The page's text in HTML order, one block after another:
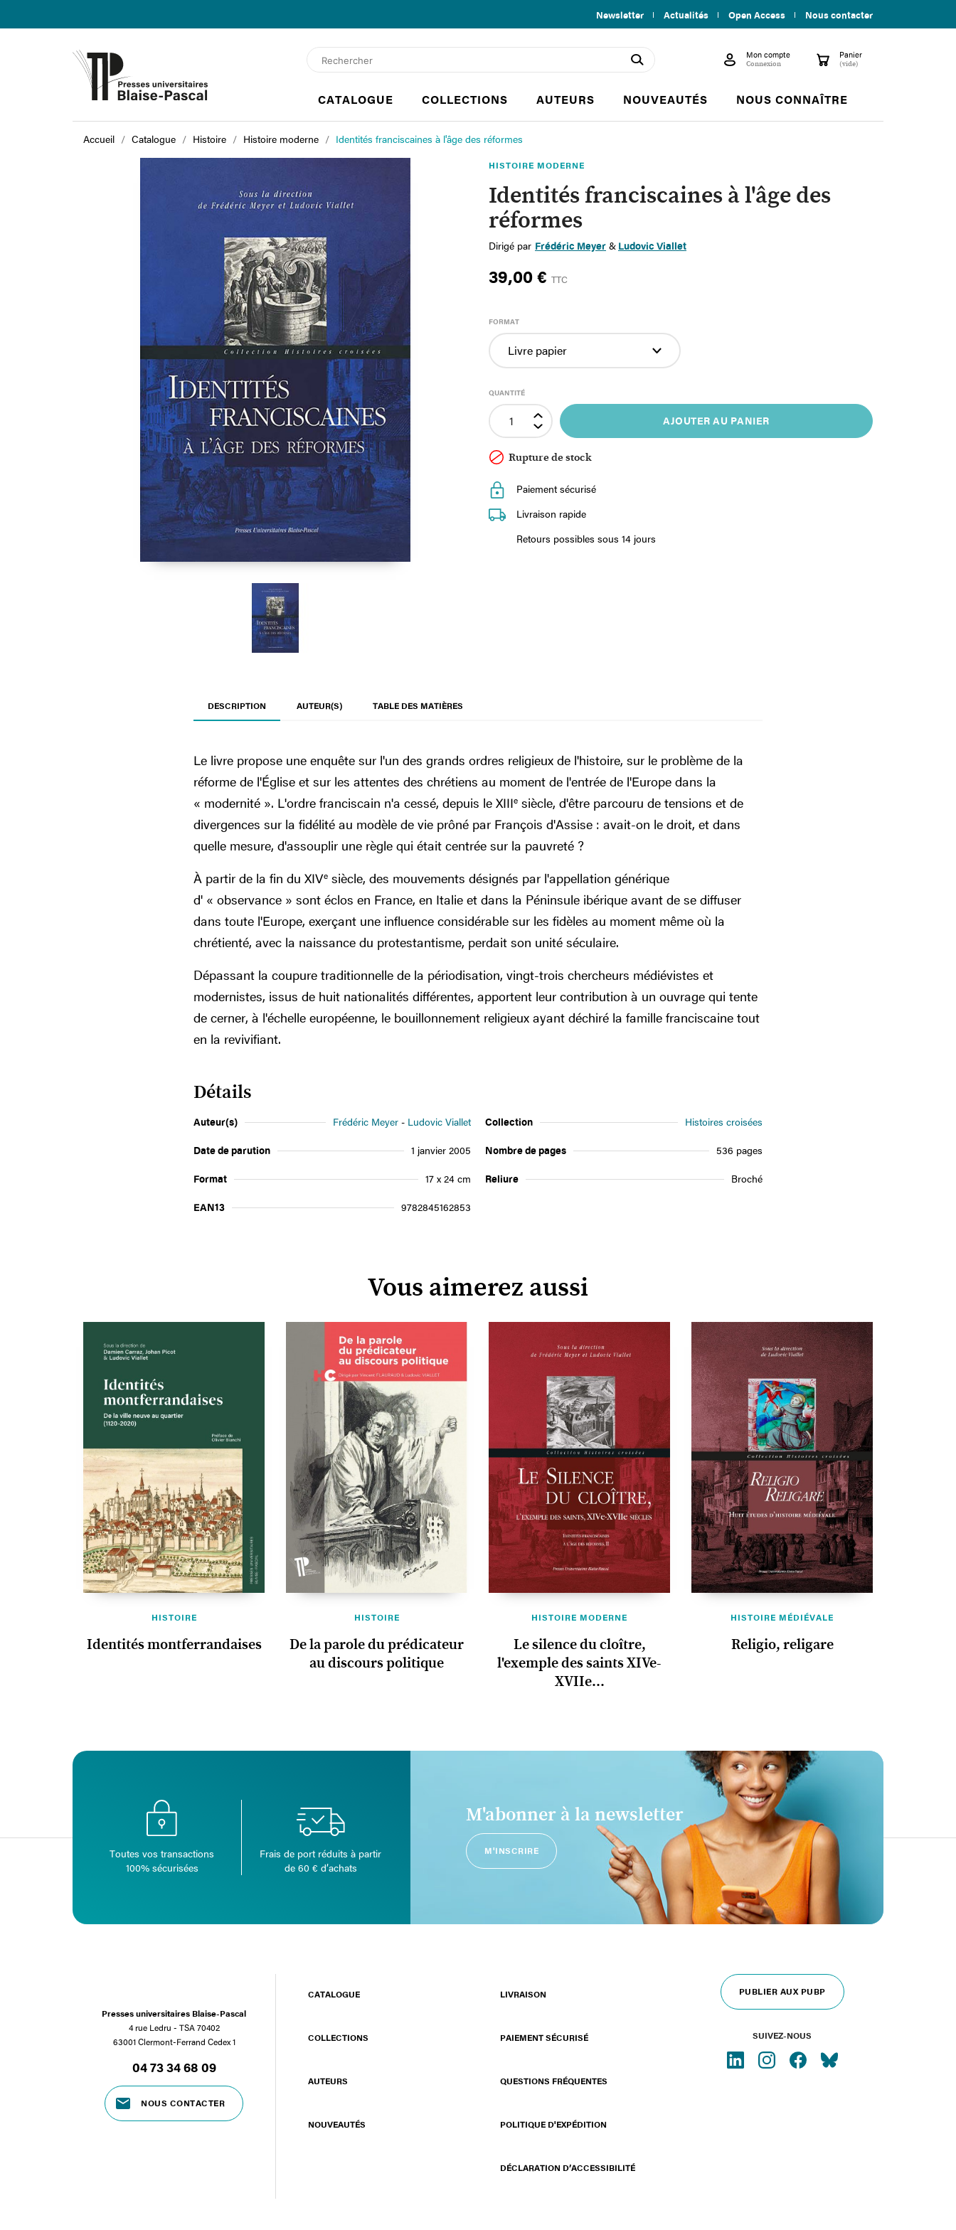
Newsletter Actualités Open Access Nous contacter
search  Mon compte
Connexion shopping_cart Panier
(vide)
CATALOGUE COLLECTIONS AUTEURS NOUVEAUTÉS NOUS CONNAÎTRE
Accueil Catalogue Histoire Histoire moderne Identités franciscaines à l'âge des réformes
HISTOIRE MODERNE
Identités franciscaines à l'âge des
réformes
Dirigé par Frédéric Meyer & Ludovic Viallet
39,00 € TTC
FORMAT
QUANTITÉ
AJOUTER AU PANIER
Rupture de stock
Paiement sécurisé
Livraison rapide
Retours possibles sous 14 jours
DESCRIPTION AUTEUR(S) TABLE DES MATIÈRES
Le livre propose une enquête sur l'un des grands ordres religieux de l'histoire, sur le problème de la
réforme de l'Église et sur les attentes des chrétiens au moment de l'entrée de l'Europe dans la
« modernité ». L'ordre franciscain n'a cessé, depuis le XIIIe siècle, d'être parcouru de tensions et de
divergences sur la fidélité au modèle de vie prôné par François d'Assise : avait-on le droit, et dans
quelle mesure, d'assouplir une règle qui était centrée sur la pauvreté ?
À partir de la fin du XIVe siècle, des mouvements désignés par l'appellation générique
d' « observance » sont éclos en France, en Italie et dans la Péninsule ibérique avant de se diffuser
dans toute l'Europe, exerçant une influence considérable sur les fidèles au moment même où la
chrétienté, avec la naissance du protestantisme, perdait son unité séculaire.
Dépassant la coupure traditionnelle de la périodisation, vingt-trois chercheurs médiévistes et
modernistes, issus de huit nationalités différentes, apportent leur contribution à un ouvrage qui tente
de cerner, à l'échelle européenne, le bouillonnement religieux ayant déchiré la famille franciscaine tout
en la revivifiant.
Détails
Auteur(s) Frédéric Meyer Ludovic Viallet Collection Histoires croisées
Date de parution 1 janvier 2005 Nombre de pages 536 pages
Format 17 x 24 cm Reliure Broché
EAN13 9782845162853
Vous aimerez aussi
HISTOIRE
Identités montferrandaises
HISTOIRE
De la parole du prédicateur
au discours politique
HISTOIRE MODERNE
Le silence du cloître,
l'exemple des saints XIVe-
XVIIe...
HISTOIRE MÉDIÉVALE
Religio, religare
Toutes vos transactions
100% sécurisées
Frais de port réduits à partir
de 60 € d’achats
M'abonner à la newsletter
M'INSCRIRE
Presses universitaires Blaise-Pascal
4 rue Ledru - TSA 70402
63001 Clermont-Ferrand Cedex 1
04 73 34 68 09
NOUS CONTACTER
CATALOGUE
COLLECTIONS
AUTEURS
NOUVEAUTÉS
LIVRAISON
PAIEMENT SÉCURISÉ
QUESTIONS FRÉQUENTES
POLITIQUE D'EXPÉDITION
DÉCLARATION D’ACCESSIBILITÉ
PUBLIER AUX PUBP
SUIVEZ-NOUS